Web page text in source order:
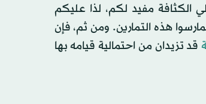
الكثافة مفيد لكم، لذا عليكم
هذه التمارين. ومن ثم، فإن
قد تزيدان من احتمالية قيامه بها